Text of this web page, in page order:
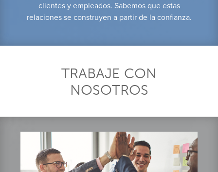
clientes y empleados. Sabemos que estas
relaciones se construyen a partir de la confianza.
TRABAJE CON
NOSOTROS